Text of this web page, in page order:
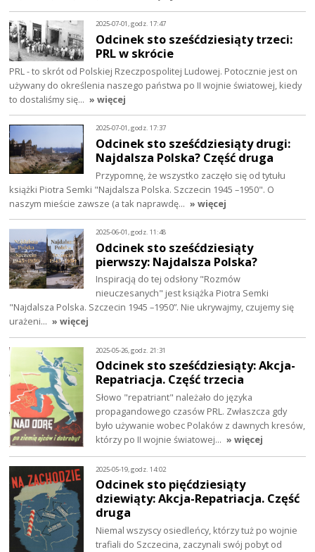
2025-07-01, godz. 17:47
Odcinek sto sześćdziesiąty trzeci:
PRL w skrócie
PRL - to skrót od Polskiej Rzeczpospolitej Ludowej. Potocznie jest on
używany do określenia naszego państwa po II wojnie światowej, kiedy
to dostaliśmy się… » więcej
2025-07-01, godz. 17:37
Odcinek sto sześćdziesiąty drugi:
Najdalsza Polska? Część druga
Przypomnę, że wszystko zaczęło się od tytułu
książki Piotra Semki "Najdalsza Polska. Szczecin 1945 –1950". O
naszym mieście zawsze (a tak naprawdę… » więcej
2025-06-01, godz. 11:48
Odcinek sto sześćdziesiąty
pierwszy: Najdalsza Polska?
Inspiracją do tej odsłony "Rozmów
nieuczesanych" jest książka Piotra Semki
"Najdalsza Polska. Szczecin 1945 –1950”. Nie ukrywajmy, czujemy się
urażeni… » więcej
2025-05-26, godz. 21:31
Odcinek sto sześćdziesiąty: Akcja-
Repatriacja. Część trzecia
Słowo "repatriant" należało do języka
propagandowego czasów PRL. Zwłaszcza gdy
było używanie wobec Polaków z dawnych kresów,
którzy po II wojnie światowej… » więcej
2025-05-19, godz. 14:02
Odcinek sto pięćdziesiąty
dziewiąty: Akcja-Repatriacja. Część
druga
Niemal wszyscy osiedleńcy, którzy tuż po wojnie
trafiali do Szczecina, zaczynali swój pobyt od